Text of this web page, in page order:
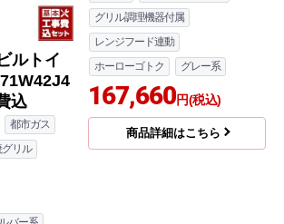
ルトイ
込
都市ガス
リル
Lisse リッセ ビルトイ
ンコンロ RHX71W42J3
RW-13A 工事費込
ガラストップ
都市ガス
幅75cm
無水両面焼グリル